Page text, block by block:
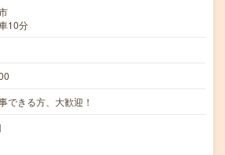
10分
できる方、大歓迎！